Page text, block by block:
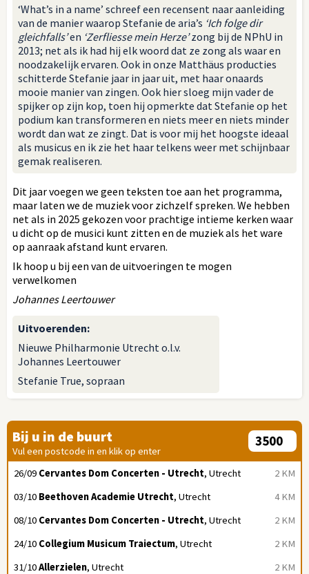
‘What’s in a name’ schreef een recensent naar aanleiding
van de manier waarop Stefanie de aria’s ‘Ich folge dir
gleichfalls’en ‘Zerfliesse mein Herze’zong bij de NPhU in
2013; net als ik had hij elk woord dat ze zong als waar en
noodzakelijk ervaren. Ook in onze Matthäus producties
schitterde Stefanie jaar in jaar uit, met haar onaards
mooie manier van zingen. Ook hier sloeg mijn vader de
spijker op zijn kop, toen hij opmerkte dat Stefanie op het
podium kan transformeren en niets meer en niets minder
wordt dan wat ze zingt. Dat is voor mij het hoogste ideaal
als musicus en ik zie het haar telkens weer met schijnbaar
gemak realiseren.
Dit jaar voegen we geen teksten toe aan het programma,
maar laten we de muziek voor zichzelf spreken. We hebben
net als in 2025 gekozen voor prachtige intieme kerken waar
u dicht op de musici kunt zitten en de muziek als het ware
op aanraak afstand kunt ervaren.
Ik hoop u bij een van de uitvoeringen te mogen
verwelkomen
Johannes Leertouwer
Uitvoerenden:
Nieuwe Philharmonie Utrecht o.l.v.
Johannes Leertouwer
Stefanie True, sopraan
Bij u in de buurt
Vul een postcode in en klik op enter
2 KM
26/09 Cervantes Dom Concerten - Utrecht, Utrecht
4 KM
03/10 Beethoven Academie Utrecht, Utrecht
2 KM
08/10 Cervantes Dom Concerten - Utrecht, Utrecht
2 KM
24/10 Collegium Musicum Traiectum, Utrecht
2 KM
31/10Allerzielen, Utrecht